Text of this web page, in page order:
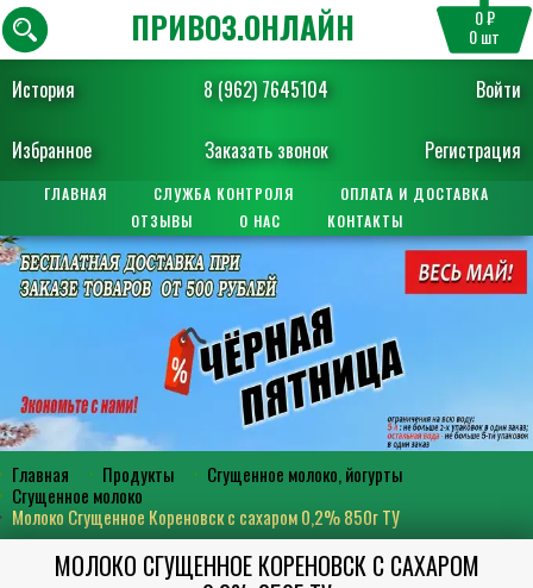
История 8 (962) 7645104 Войти
Избранное Заказать звонок Регистрация
ПРИВОЗ.ОНЛАЙН 0 ₽
0шт
ГЛАВНАЯ СЛУЖБА КОНТРОЛЯ
ОПЛАТА И ДОСТАВКА
ОТЗЫВЫ
О НАС КОНТАКТЫ
Главная Продукты
Сгущенное молоко, йогурты
Сгущенное молоко
Молоко Сгущенное Кореновск с сахаром 0,2% 850г ТУ
МОЛОКО СГУЩЕННОЕ КОРЕНОВСК С САХАРОМ